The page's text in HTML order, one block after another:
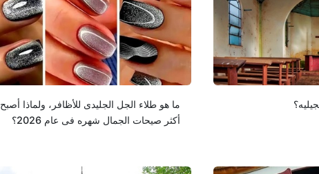
ما هو طلاء الجل الجلیدی للأظافر، ولماذا أصبح
أکثر صیحات الجمال شهره فی عام 2026؟